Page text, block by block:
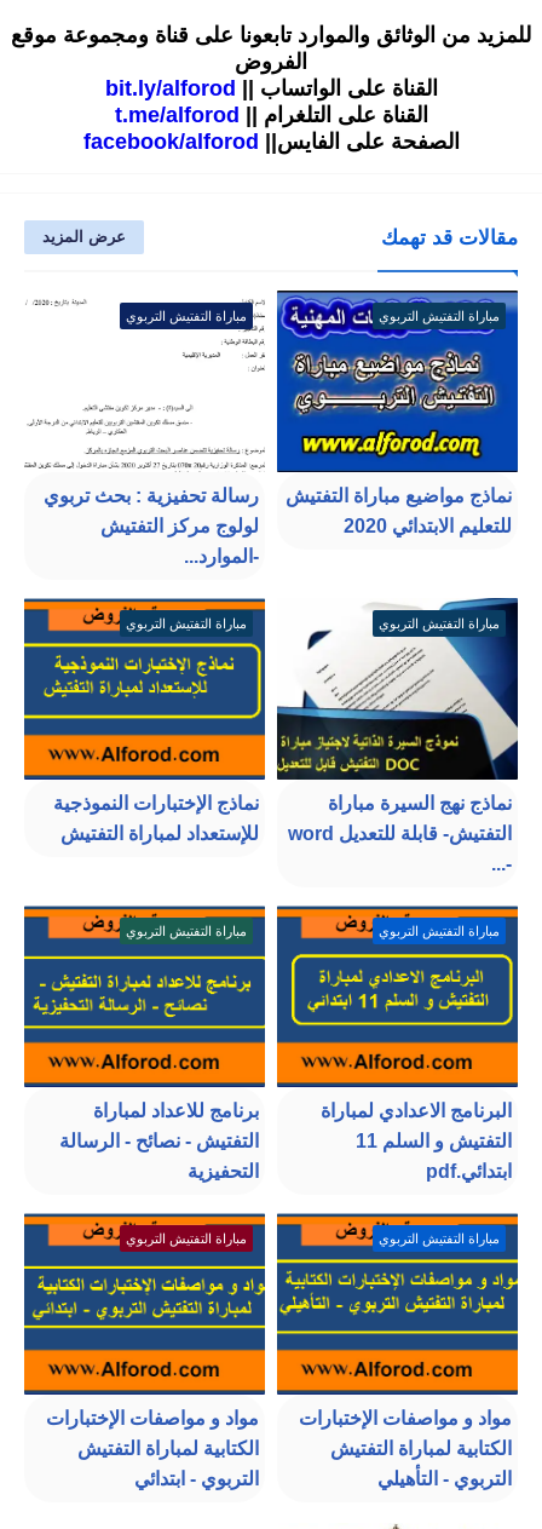
للمزيد من الوثائق والموارد تابعونا على قناة ومجموعة موقع
الفروض
القناة على الواتساب || bit.ly/alforod
القناة على التلغرام || t.me/alforod
الصفحة على الفايس|| facebook/alforod
مقالات قد تهمك عرض المزيد
مباراة التفتيش التربوي
نماذج مواضيع مباراة التفتيش
للتعليم الابتدائي 2020
مباراة التفتيش التربوي
رسالة تحفيزية : بحث تربوي
لولوج مركز التفتيش
-الموارد...
مباراة التفتيش التربوي
نماذج نهج السيرة مباراة
التفتيش- قابلة للتعديل word
-...
مباراة التفتيش التربوي
نماذج الإختبارات النموذجية
للإستعداد لمباراة التفتيش
مباراة التفتيش التربوي
البرنامج الاعدادي لمباراة
التفتيش و السلم 11
ابتدائي.pdf
مباراة التفتيش التربوي
برنامج للاعداد لمباراة
التفتيش - نصائح - الرسالة
التحفيزية
مباراة التفتيش التربوي
مواد و مواصفات الإختبارات
الكتابية لمباراة التفتيش
التربوي - التأهيلي
مباراة التفتيش التربوي
مواد و مواصفات الإختبارات
الكتابية لمباراة التفتيش
التربوي - ابتدائي